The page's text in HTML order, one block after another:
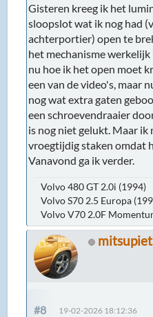
Gisteren kreeg ik het
sloopslot wat ik nog had
achterportier) open te
het mechanisme
nu hoe ik het open moet
een van de video's, maar
nog wat extra gaten
een schroevendraaier
is nog niet gelukt. Maar ik
vroegtijdig staken omdat
Vanavond ga ik verder.
Volvo 480 GT 2.0i (1994)
Volvo S70 2.5 Europa
Volvo V70 2.0F
mitsupiet
#8 19-02-2026 18:12:36